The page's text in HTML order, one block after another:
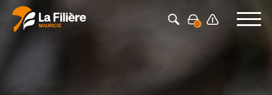
Press Enter to search